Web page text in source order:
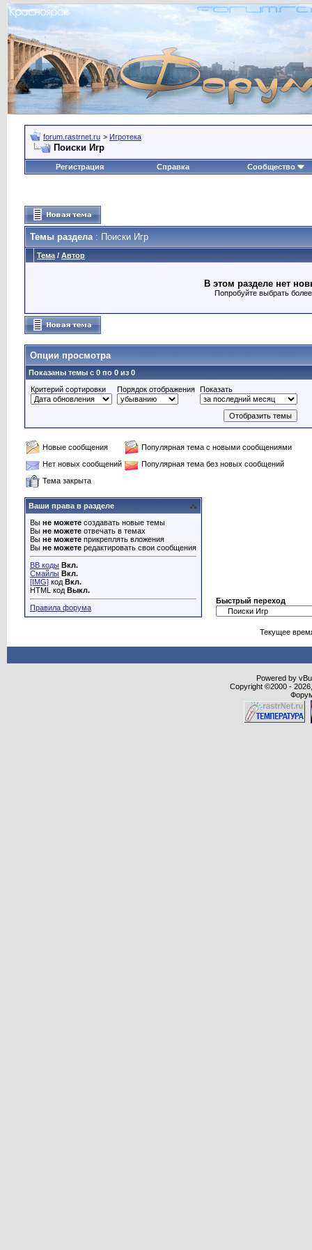
forum.rastrnet.ru > Игротека
Поиски Игр
Регистрация Справка Сообщество
Темы раздела: Поиски Игр
Тема / Автор
В этом разделе нет
Попробуйте выбрать
Опции просмотра
Показаны темы с 0 по 0 из 0
Критерий сортировки
Порядок отображения Показать
Новые сообщения
Популярная тема с новыми сообщениями
Нет новых сообщений
Популярная тема без новых сообщений
Тема закрыта
Ваши права в разделе
Вы не можете создавать новые темы
Вы не можете отвечать в темах
Вы не можете прикреплять вложения
Вы не можете редактировать свои сообщения
BB коды Вкл.
Смайлы Вкл.
[IMG] код Вкл.
HTML код Выкл.
Правила форума
Быстрый переход
Текущее
Powered by
Copyright ©2000 -